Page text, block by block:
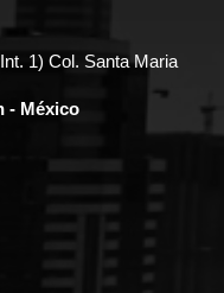
1) Col. Santa Maria
- México